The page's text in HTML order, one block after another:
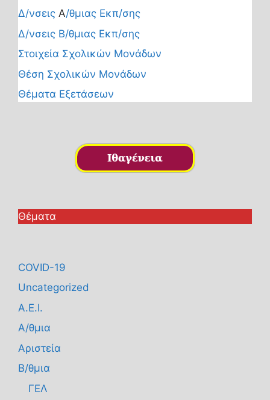
Δ/νσεις Α/θμιας Εκπ/σης
Δ/νσεις Β/θμιας Εκπ/σης
Στοιχεία Σχολικών Μονάδων
Θέση Σχολικών Μονάδων
Θέματα Εξετάσεων
Θέματα
COVID-19
Uncategorized
Α.Ε.Ι.
Α/θμια
Αριστεία
Β/θμια
ΓΕΛ